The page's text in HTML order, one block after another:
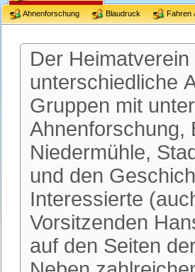
Ahnenforschung Blaudruck Fahren
Der
unterschiedliche
Gruppen mit
Ahnenforschung,
Niedermühle,
und den
Interessierte
Vorsitzenden
auf den Seiten